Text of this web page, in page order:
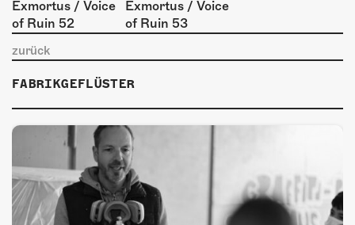
zurück
FABRIKGEFLÜSTER